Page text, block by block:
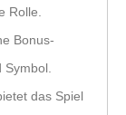
Rolle.
Bonus-
das Spiel